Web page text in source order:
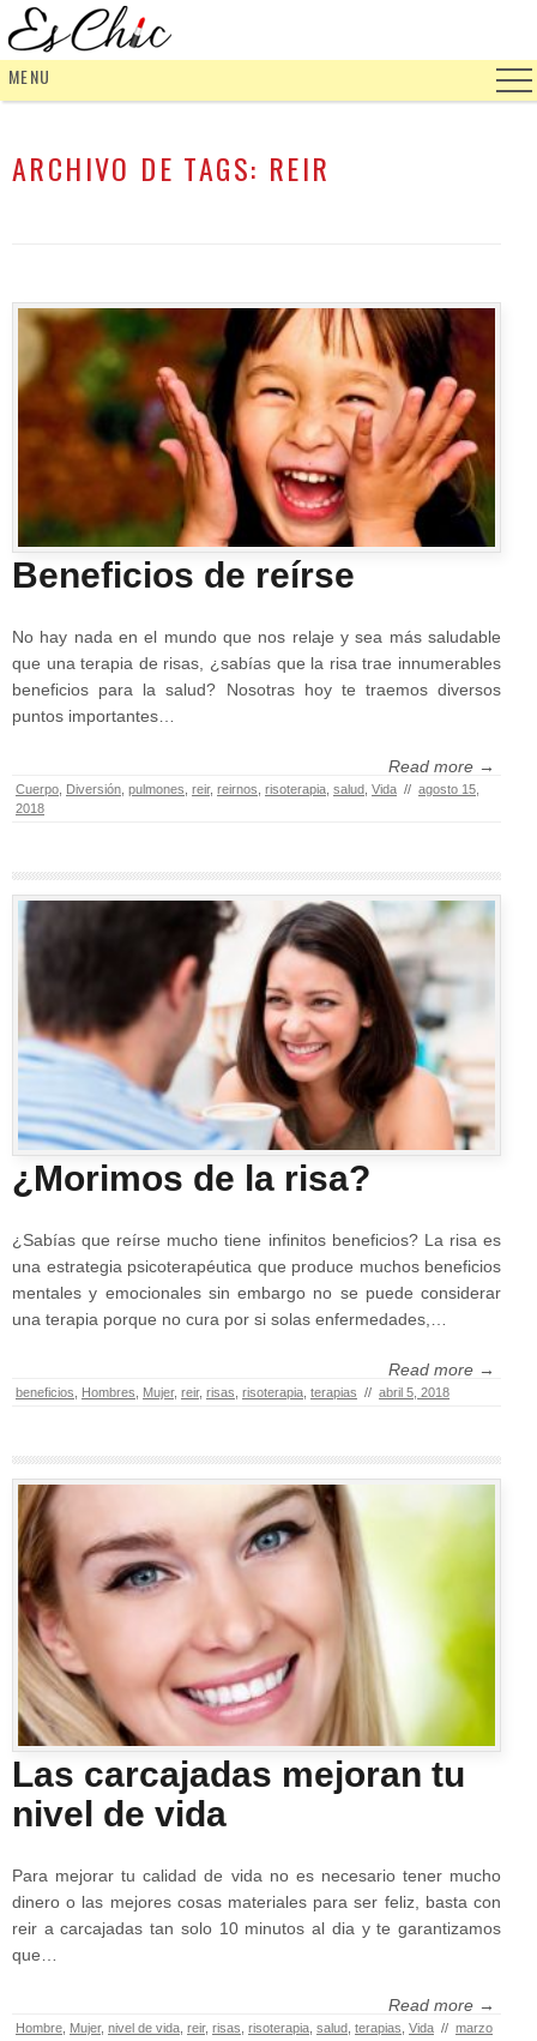
MENU
ARCHIVO DE TAGS: REIR
Beneficios de reírse
No hay nada en el mundo que nos relaje y sea más saludable
que una terapia de risas, ¿sabías que la risa trae innumerables
beneficios para la salud? Nosotras hoy te traemos diversos
puntos importantes…
Read more →
Cuerpo Diversión pulmones reir, reirnos risoterapia salud Vida // agosto 15,
2018
¿Morimos de la risa?
¿Sabías que reírse mucho tiene infinitos beneficios? La risa es
una estrategia psicoterapéutica que produce muchos beneficios
mentales y emocionales sin embargo no se puede considerar
una terapia porque no cura por si solas enfermedades,…
Read more →
beneficios Hombres Mujer, reir, risas risoterapia terapias // abril 5, 2018
Las carcajadas mejoran tu
nivel de vida
Para mejorar tu calidad de vida no es necesario tener mucho
dinero o las mejores cosas materiales para ser feliz, basta con
reir a carcajadas tan solo 10 minutos al dia y te garantizamos
que…
Read more →
Hombre Mujer, nivel de vida reir, risas risoterapia salud terapias Vida // marzo